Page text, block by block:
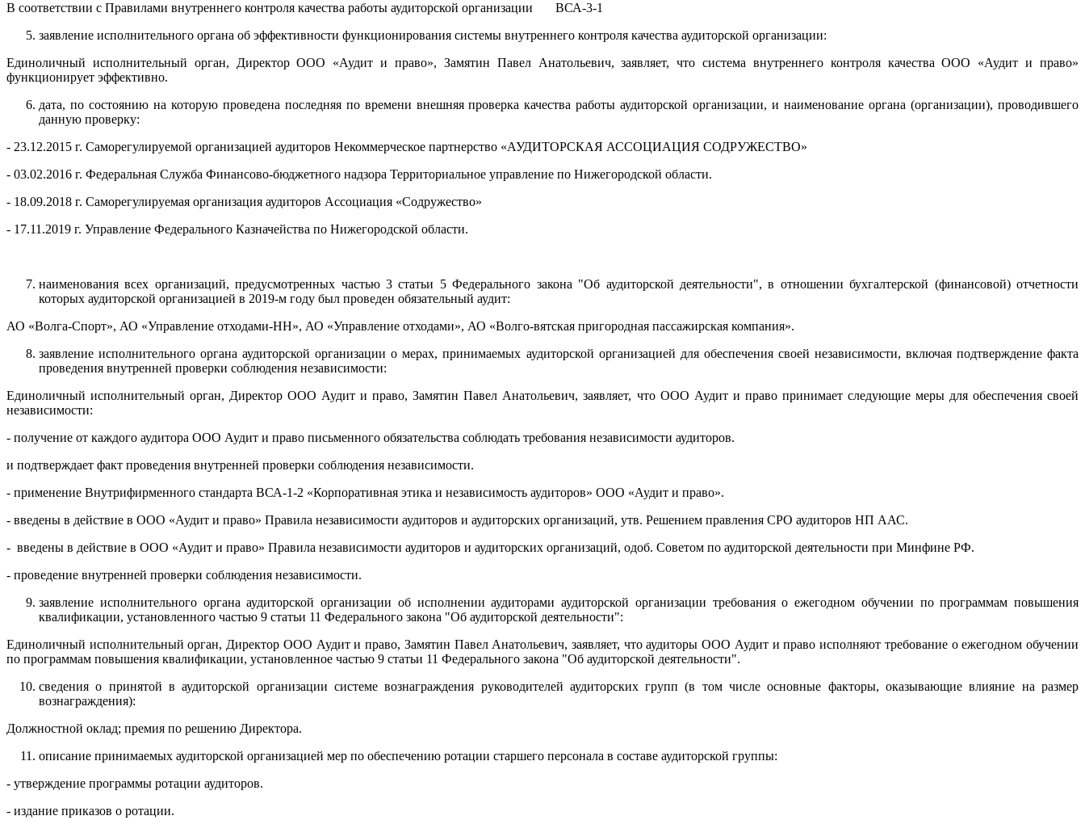
В соответствии с Правилами внутреннего контроля качества работы аудиторской организации ВСА-3-1
заявление исполнительного органа об эффективности функционирования системы внутреннего контроля качества аудиторской организации:
Единоличный исполнительный орган, Директор ООО «Аудит и право», Замятин Павел Анатольевич, заявляет, что система внутреннего контроля качества ООО «Аудит и право»
функционирует эффективно.
дата, по состоянию на которую проведена последняя по времени внешняя проверка качества работы аудиторской организации, и наименование органа (организации), проводившего
данную проверку:
- 23.12.2015 г. Саморегулируемой организацией аудиторов Некоммерческое партнерство «АУДИТОРСКАЯ АССОЦИАЦИЯ СОДРУЖЕСТВО»
- 03.02.2016 г. Федеральная Служба Финансово-бюджетного надзора Территориальное управление по Нижегородской области.
- 18.09.2018 г. Саморегулируемая организация аудиторов Ассоциация «Содружество»
- 17.11.2019 г. Управление Федерального Казначейства по Нижегородской области.
наименования всех организаций, предусмотренных частью 3 статьи 5 Федерального закона "Об аудиторской деятельности", в отношении бухгалтерской (финансовой) отчетности
которых аудиторской организацией в 2019-м году был проведен обязательный аудит:
АО «Волга-Спорт», АО «Управление отходами-НН», АО «Управление отходами», АО «Волго-вятская пригородная пассажирская компания».
заявление исполнительного органа аудиторской организации о мерах, принимаемых аудиторской организацией для обеспечения своей независимости, включая подтверждение факта
проведения внутренней проверки соблюдения независимости:
Единоличный исполнительный орган, Директор ООО Аудит и право, Замятин Павел Анатольевич, заявляет, что ООО Аудит и право принимает следующие меры для обеспечения своей
независимости:
- получение от каждого аудитора ООО Аудит и право письменного обязательства соблюдать требования независимости аудиторов.
и подтверждает факт проведения внутренней проверки соблюдения независимости.
- применение Внутрифирменного стандарта ВСА-1-2 «Корпоративная этика и независимость аудиторов» ООО «Аудит и право».
- введены в действие в ООО «Аудит и право» Правила независимости аудиторов и аудиторских организаций, утв. Решением правления СРО аудиторов НП ААС.
- введены в действие в ООО «Аудит и право» Правила независимости аудиторов и аудиторских организаций, одоб. Советом по аудиторской деятельности при Минфине РФ.
- проведение внутренней проверки соблюдения независимости.
заявление исполнительного органа аудиторской организации об исполнении аудиторами аудиторской организации требования о ежегодном обучении по программам повышения
квалификации, установленного частью 9 статьи 11 Федерального закона "Об аудиторской деятельности":
Единоличный исполнительный орган, Директор ООО Аудит и право, Замятин Павел Анатольевич, заявляет, что аудиторы ООО Аудит и право исполняют требование о ежегодном обучении
по программам повышения квалификации, установленное частью 9 статьи 11 Федерального закона "Об аудиторской деятельности".
сведения о принятой в аудиторской организации системе вознаграждения руководителей аудиторских групп (в том числе основные факторы, оказывающие влияние на размер
вознаграждения):
Должностной оклад; премия по решению Директора.
описание принимаемых аудиторской организацией мер по обеспечению ротации старшего персонала в составе аудиторской группы:
- утверждение программы ротации аудиторов.
- издание приказов о ротации.